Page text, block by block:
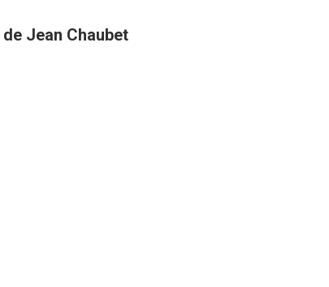
Jean Chaubet